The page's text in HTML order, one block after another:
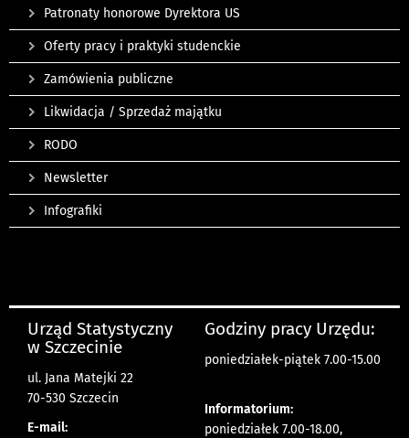
Patronaty honorowe Dyrektora US
Oferty pracy i praktyki studenckie
Zamówienia publiczne
Likwidacja / Sprzedaż majątku
RODO
Newsletter
Infografiki
Urząd Statystyczny
w Szczecinie
ul. Jana Matejki 22
70-530 Szczecin
E-mail:
Godziny pracy Urzędu:
poniedziałek-piątek 7.00-15.00
Informatorium:
poniedziałek 7.00-18.00,